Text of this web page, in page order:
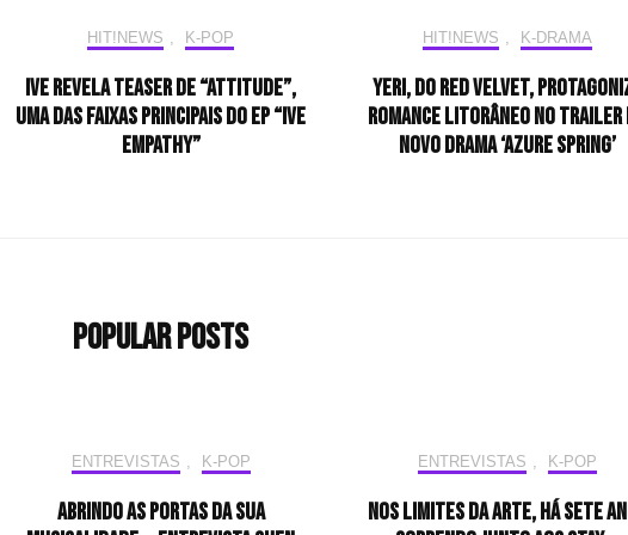
HIT!NEWS , K-POP
IVE revela teaser de “ATTITUDE”,
uma das faixas principais do EP “IVE
EMPATHY”
HIT!NEWS , K-DRAMA
Yeri, do Red Velvet,
romance litorâneo no trailer
novo drama ‘Azure Spring’
Popular Posts
ENTREVISTAS , K-POP
Abrindo as portas da sua
ENTREVISTAS , K-POP
Nos limites da arte, há sete